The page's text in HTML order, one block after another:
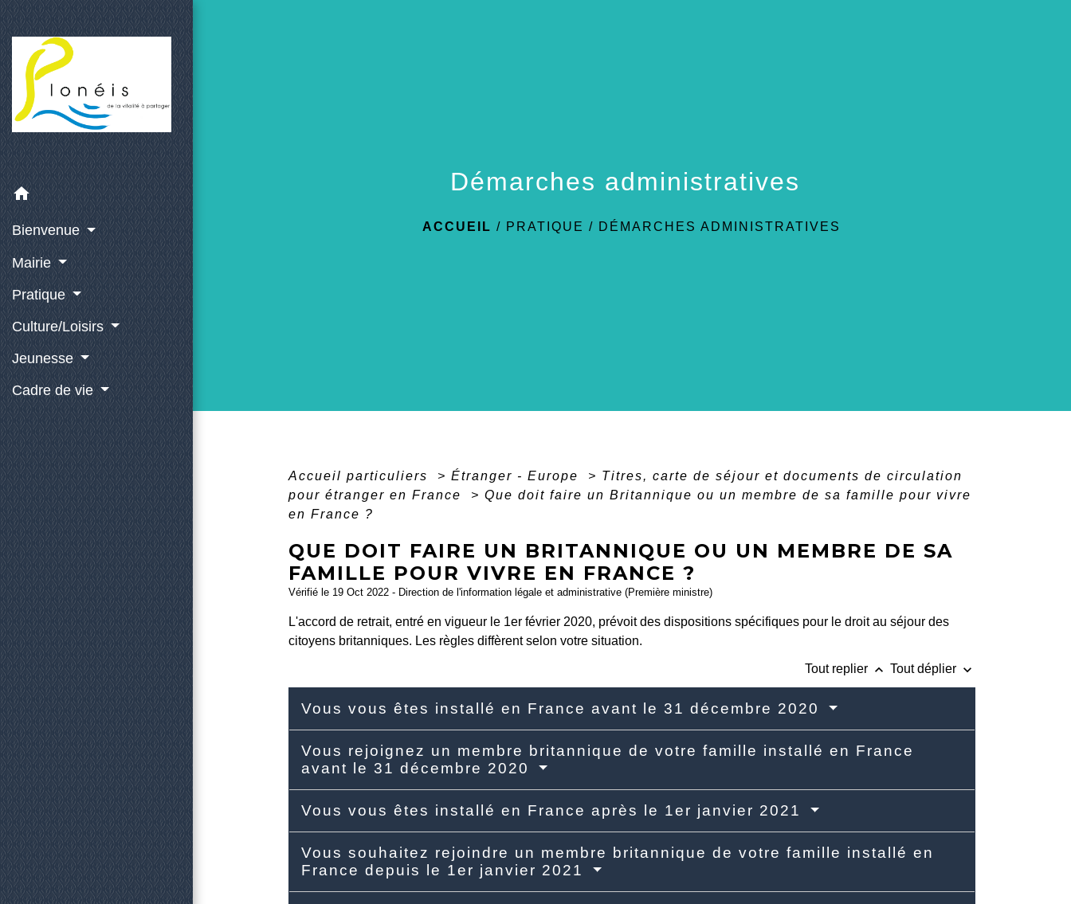
home
Bienvenue
Mairie
Pratique
Culture/Loisirs
Jeunesse
Cadre de vie
Démarches administratives
ACCUEIL / PRATIQUE / DÉMARCHES ADMINISTRATIVES
Accueil particuliers > Étranger - Europe > Titres, carte de séjour et documents de circulation
pour étranger en France
> Que doit faire un Britannique ou un membre de sa famille pour vivre
en France ?
QUE DOIT FAIRE UN BRITANNIQUE OU UN MEMBRE DE SA
FAMILLE POUR VIVRE EN FRANCE ?
Vérifié le 19 Oct 2022 - Direction de l'information légale et administrative (Première ministre)
L'accord de retrait, entré en vigueur le 1erfévrier 2020, prévoit des dispositions spécifiques pour le droit au séjour des
citoyens britanniques. Les règles diffèrent selon votre situation.
Tout replier keyboard_arrow_up Tout déplier keyboard_arrow_down
Vous vous êtes installé en France avant le 31 décembre 2020
Vous rejoignez un membre britannique de votre famille installé en France
avant le 31 décembre 2020
Vous vous êtes installé en France après le 1er janvier 2021
Vous souhaitez rejoindre un membre britannique de votre famille installé en
France depuis le 1er janvier 2021